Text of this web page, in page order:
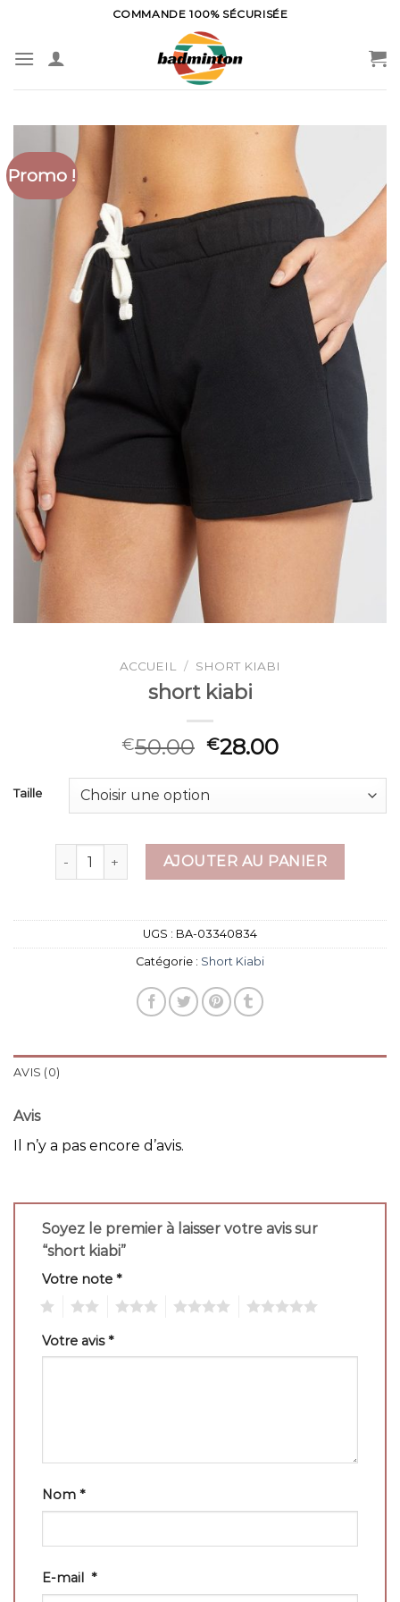
content
COMMANDE 100% SÉCURISÉE
Promo !
ACCUEIL / SHORT KIABI
short kiabi
€50.00 €28.00
Taille
quantité de short kiabiAJOUTER AU PANIER
UGS : BA-03340834
Catégorie : Short Kiabi
AVIS (0)
Avis
Il n’y a pas encore d’avis.
Soyez le premier à laisser votre avis sur
“short kiabi”
Votre note *
Votre avis*
Nom *
E-mail *